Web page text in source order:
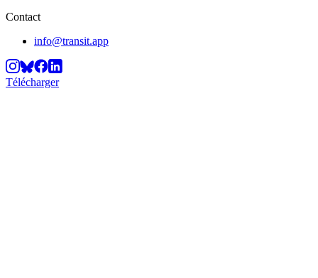
Contact
info@transit.app
Télécharger